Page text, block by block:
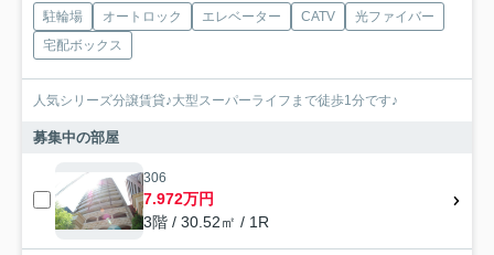
駐輪場 オートロック エレベーター CATV
光ファイバー
宅配ボックス
人気シリーズ分譲賃貸♪大型スーパーライフまで徒歩1分です♪
募集中の部屋
306
7.972万円
3階 / 30.52㎡ / 1R